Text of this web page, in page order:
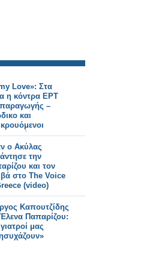
Love»: Στα
η κόντρα ΕΡΤ
παραγωγής –
και
ο Ακύλας
την
και τον
στο The Voice
(video)
Καπουτζίδης
Παπαρίζου:
μας